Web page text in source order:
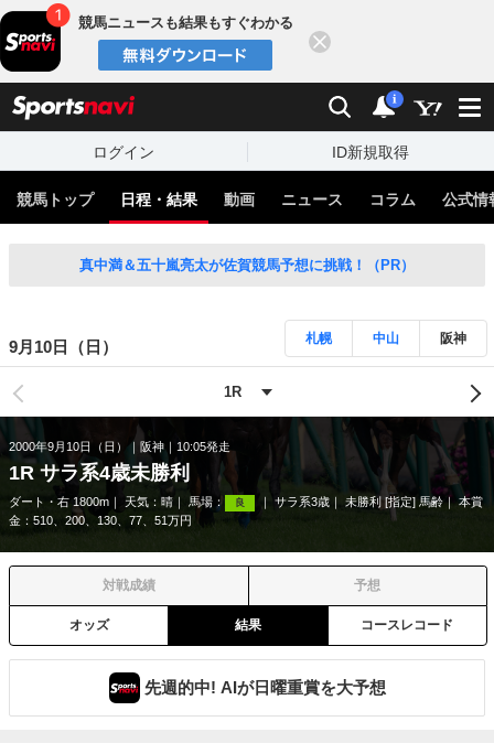
競馬ニュースも結果もすぐわかる
検索 通知
i
ログイン ID新規取得
競馬トップ 日程・結果 動画 ニュース コラム 公式情
真中満＆五十嵐亮太が佐賀競馬予想に挑戦！（PR）
9月10日（日） 札幌 中山 阪神
2000年9月10日（日） 阪神 10:05発走
1R サラ系4歳未勝利
ダート・右 1800m 天気： 晴 馬場： 良 サラ系3歳 未勝利 [指定] 馬齢
本賞
金：510、200、130、77、51万円
対戦成績 予想
オッズ 結果 コースレコード
先週的中! AIが日曜重賞を大予想